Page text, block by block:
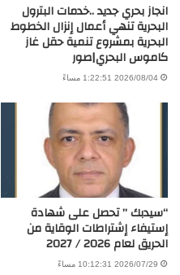
انجاز بحري جديد ..خدمات البترول
البحرية تنهي أعمال إنزال الخطوط
البحرية بمشروع تنمية حقل غاز
كاموس البحري|صور
2026/08/04 1:22:51 مساءً
“سيدبك ” تحصل على شهادة
إستيفاء إشتراطات الوقاية من
الحريق لعام 2026 / 2027
2026/07/29 10:12:31 مساءً